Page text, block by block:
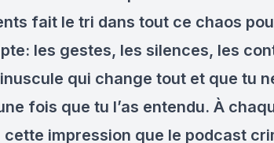
fait le tri dans tout ce chaos
les gestes, les silences, les
qui change tout et que tu
fois que tu l’as entendu. À
cette impression que le podcast